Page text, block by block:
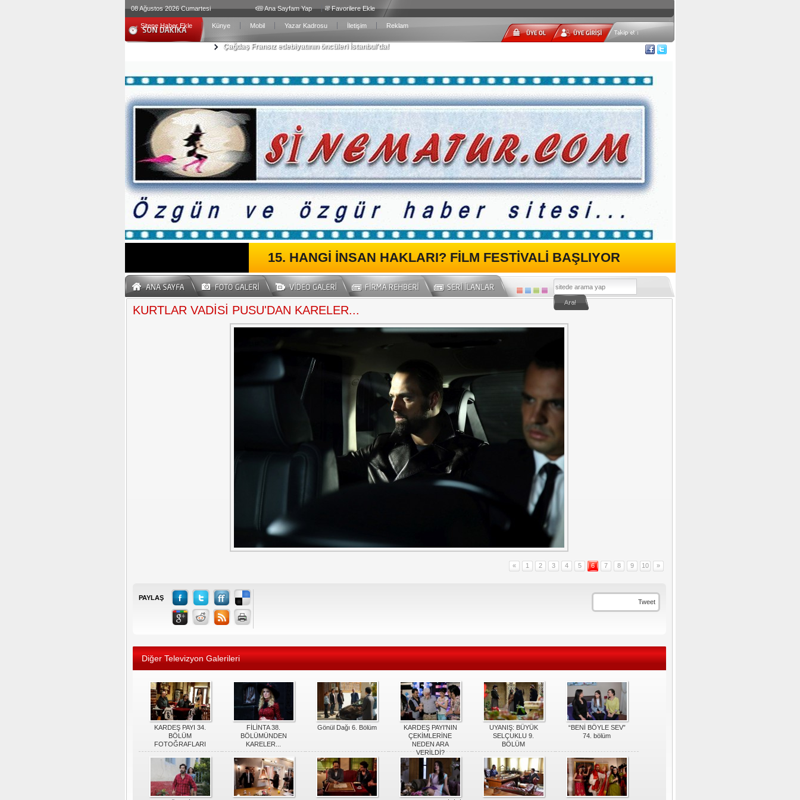
08 Ağustos 2026 Cumartesi Ana Sayfam Yap Favorilere Ekle
Sitene Haber Ekle Künye Mobil Yazar Kadrosu İletişim Reklam
Çağdaş Fransız edebiyatının öncüleri İstanbul'da!
Şifa Köyü’nden Çocuklara Sağlıklı Beslenmeyi Sevdiren Yeni Kitap Serisi!
Ege Bölgesi Kasım ayında ihracatta kan kaybetti
Bir Kadın. İki Hayat. Ölümcül Bir Gerçek...
Jüri Başkanı Derviş Zaim!
15. HANGİ İNSAN HAKLARI? FİLM FESTİVALİ BAŞLIYOR
5. SİNEMADA FİLM FESTİVALİ BAŞLIYOR!
GENÇLERİN HAYAL GÜCÜ STOP-MOTION İLE HAYAT BULDU
15. HANGİ İNSAN HAKLARI? FİLM FESTİVALİ BAŞLIYOR
KURTLAR VADİSİ PUSU'DAN KARELER...
« 1 2 3 4 5 6 7 8 9 10 »
PAYLAŞ
Tweet
Diğer Televizyon Galerileri
KARDEŞ PAYI 34.
BÖLÜM
FOTOĞRAFLARI
FİLİNTA 38.
BÖLÜMÜNDEN
KARELER...
Gönül Dağı 6. Bölüm
KARDEŞ PAYI'NIN
ÇEKİMLERİNE
NEDEN ARA
VERİLDİ?
UYANIŞ: BÜYÜK
SELÇUKLU 9.
BÖLÜM
“BENİ BÖYLE SEV”
74. bölüm